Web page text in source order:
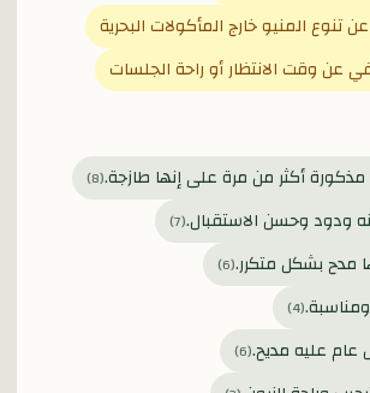
تنوع المنيو خارج المأكولات البحرية
عن وقت الانتظار أو راحة الجلسات
مذكورة أكثر من مرة على إنها طازجة.(
8
)
ودود وحسن الاستقبال.(
7
)
مدح بشكل متكرر.(
6
)
(
4
)
عليه مديح.(
6
)